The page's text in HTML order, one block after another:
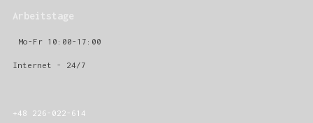
Arbeitstage
Mo-Fr 10:00-17:00
Internet - 24/7
+48 226-022-614